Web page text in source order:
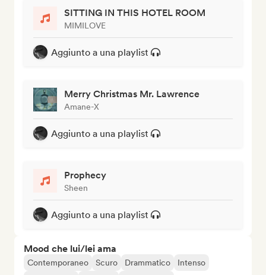
SITTING IN THIS HOTEL ROOM
MIMILOVE
Aggiunto a una playlist
Merry Christmas Mr. Lawrence
Amane-X
Aggiunto a una playlist
Prophecy
Sheen
Aggiunto a una playlist
Mood che lui/lei ama
Contemporaneo Scuro Drammatico
Intenso